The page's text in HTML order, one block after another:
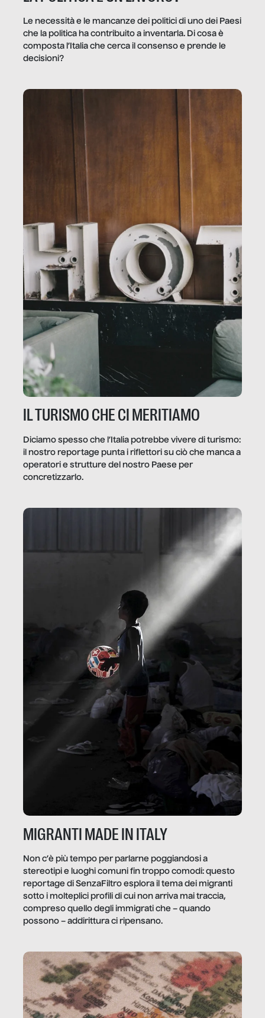
Le necessità e le mancanze dei politici di uno dei Paesi
che la politica ha contribuito a inventarla. Di cosa è
composta l’Italia che cerca il consenso e prende le
decisioni?
IL TURISMO CHE CI MERITIAMO
Diciamo spesso che l’Italia potrebbe vivere di turismo:
il nostro reportage punta i riflettori su ciò che manca a
operatori e strutture del nostro Paese per
concretizzarlo.
MIGRANTI MADE IN ITALY
Non c’è più tempo per parlarne poggiandosi a
stereotipi e luoghi comuni fin troppo comodi: questo
reportage di SenzaFiltro esplora il tema dei migranti
sotto i molteplici profili di cui non arriva mai traccia,
compreso quello degli immigrati che – quando
possono – addirittura ci ripensano.